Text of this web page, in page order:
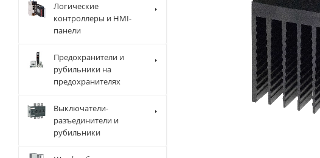
Логические
контроллеры и HMI-
панели
Предохранители и
рубильники на
предохранителях
Выключатели-
разъединители и
рубильники